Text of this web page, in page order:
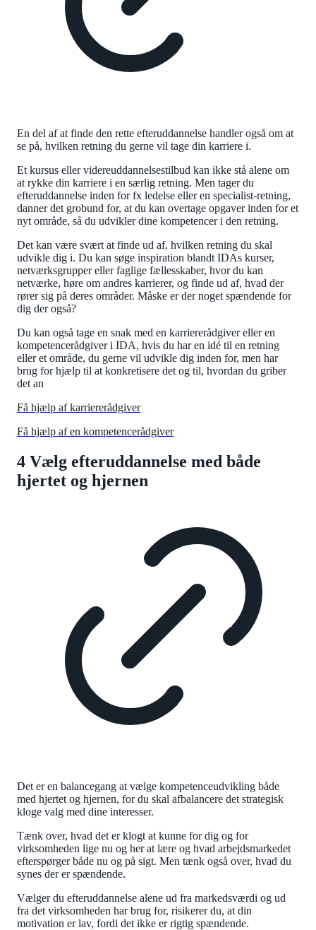
En del af at finde den rette efteruddannelse handler også om at
se på, hvilken retning du gerne vil tage din karriere i.
Et kursus eller videreuddannelsestilbud kan ikke stå alene om
at rykke din karriere i en særlig retning. Men tager du
efteruddannelse inden for fx ledelse eller en specialist-retning,
danner det grobund for, at du kan overtage opgaver inden for et
nyt område, så du udvikler dine kompetencer i den retning.
Det kan være svært at finde ud af, hvilken retning du skal
udvikle dig i. Du kan søge inspiration blandt IDAs kurser,
netværksgrupper eller faglige fællesskaber, hvor du kan
netværke, høre om andres karrierer, og finde ud af, hvad der
rører sig på deres områder. Måske er der noget spændende for
dig der også?
Du kan også tage en snak med en karriererådgiver eller en
kompetencerådgiver i IDA, hvis du har en idé til en retning
eller et område, du gerne vil udvikle dig inden for, men har
brug for hjælp til at konkretisere det og til, hvordan du griber
det an
Få hjælp af karriererådgiver
Få hjælp af en kompetencerådgiver
4 Vælg efteruddannelse med både
hjertet og hjernen
Det er en balancegang at vælge kompetenceudvikling både
med hjertet og hjernen, for du skal afbalancere det strategisk
kloge valg med dine interesser.
Tænk over, hvad det er klogt at kunne for dig og for
virksomheden lige nu og her at lære og hvad arbejdsmarkedet
efterspørger både nu og på sigt. Men tænk også over, hvad du
synes der er spændende.
Vælger du efteruddannelse alene ud fra markedsværdi og ud
fra det virksomheden har brug for, risikerer du, at din
motivation er lav, fordi det ikke er rigtig spændende.